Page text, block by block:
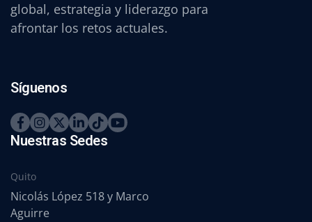
global, estrategia y liderazgo para
afrontar los retos actuales.
Síguenos
Nuestras Sedes
Quito
Nicolás López 518 y Marco
Aguirre